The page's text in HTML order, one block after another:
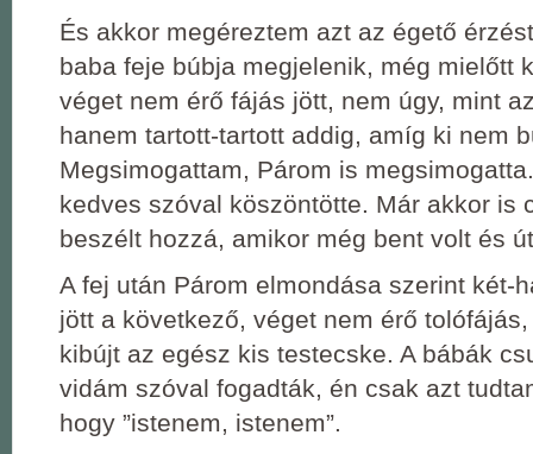
És akkor megéreztem azt az égető
baba feje búbja megjelenik, még mielőtt
véget nem érő fájás jött, nem úgy, mint
hanem tartott-tartott addig, amíg ki nem
Megsimogattam, Párom is
kedves szóval köszöntötte. Már akkor is
beszélt hozzá, amikor még bent volt és
A fej után Párom elmondása szerint két-
jött a következő, véget nem érő
kibújt az egész kis testecske. A bábák
vidám szóval fogadták, én csak azt
hogy ”istenem, istenem”.